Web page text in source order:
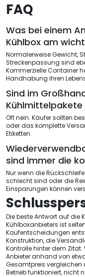
FAQ
Was bei einem
Kühlbox am
Normalerweise Gewicht,
Streckenpassung sind
Kommerzielle Container
Handhabung ihren
Sind im
Oft nein. Käufer sollten
oder das komplette
Etiketten.
sind immer die
Nur wenn die
schlecht sind oder die
Einsparungen können
Die beste Antwort auf die
Kühlboxanbieters ist
Kaufentscheidungen
Konstruktion, die
Kontrolle hinter dem Zitat.
Anbieter anhand von
Gesamtpreis vergleichen
Betrieb funktioniert, nicht